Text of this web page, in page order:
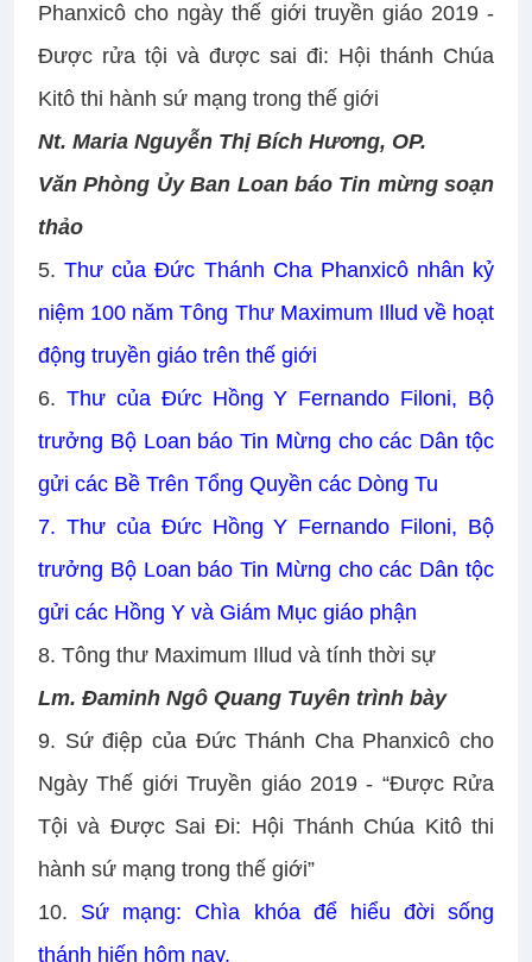
Phanxicô cho ngày thế giới truyền giáo 2019 -
Được rửa tội và được sai đi: Hội thánh Chúa
Kitô thi hành sứ mạng trong thế giới
Nt. Maria Nguyễn Thị Bích Hương, OP.
Văn Phòng Ủy Ban Loan báo Tin mừng soạn
thảo
5.Thư của Đức Thánh Cha Phanxicô nhân kỷ
niệm 100 năm Tông Thư Maximum Illud về hoạt
động truyền giáo trên thế giới
6. Thư của Đức Hồng Y Fernando Filoni, Bộ
trưởng Bộ Loan báo Tin Mừng cho các Dân tộc
gửi các Bề Trên Tổng Quyền các Dòng Tu
7. Thư của Đức Hồng Y Fernando Filoni, Bộ
trưởng Bộ Loan báo Tin Mừng cho các Dân tộc
gửi các Hồng Y và Giám Mục giáo phận
8. Tông thư Maximum Illud và tính thời sự
Lm. Đaminh Ngô Quang Tuyên trình bày
9. Sứ điệp của Đức Thánh Cha Phanxicô cho
Ngày Thế giới Truyền giáo 2019 - “Được Rửa
Tội và Được Sai Đi: Hội Thánh Chúa Kitô thi
hành sứ mạng trong thế giới”
10. Sứ mạng: Chìa khóa để hiểu đời sống
thánh hiến hôm nay.